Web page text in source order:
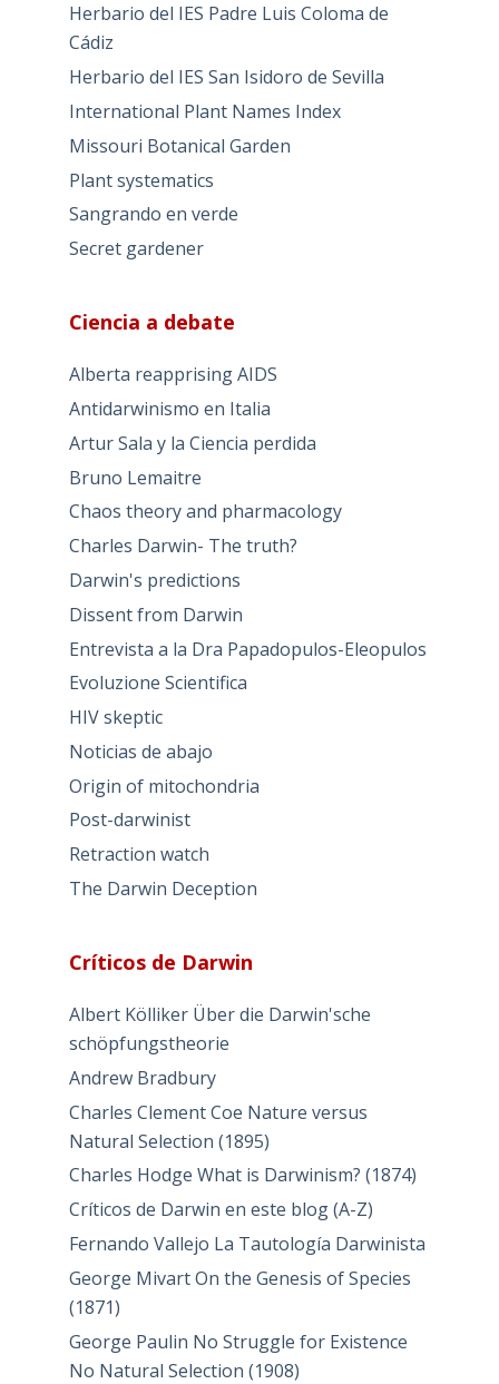
Herbario del IES Padre Luis Coloma de
Cádiz
Herbario del IES San Isidoro de Sevilla
International Plant Names Index
Missouri Botanical Garden
Plant systematics
Sangrando en verde
Secret gardener
Ciencia a debate
Alberta reapprising AIDS
Antidarwinismo en Italia
Artur Sala y la Ciencia perdida
Bruno Lemaitre
Chaos theory and pharmacology
Charles Darwin- The truth?
Darwin's predictions
Dissent from Darwin
Entrevista a la Dra Papadopulos-Eleopulos
Evoluzione Scientifica
HIV skeptic
Noticias de abajo
Origin of mitochondria
Post-darwinist
Retraction watch
The Darwin Deception
Críticos de Darwin
Albert Kölliker Über die Darwin'sche
schöpfungstheorie
Andrew Bradbury
Charles Clement Coe Nature versus
Natural Selection (1895)
Charles Hodge What is Darwinism? (1874)
Críticos de Darwin en este blog (A-Z)
Fernando Vallejo La Tautología Darwinista
George Mivart On the Genesis of Species
(1871)
George Paulin No Struggle for Existence
No Natural Selection (1908)